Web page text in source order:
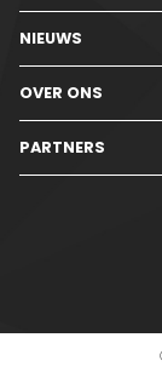
NIEUWS
OVER ONS
PARTNERS